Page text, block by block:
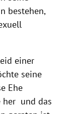
bestehen,
einer
seine
Ehe
her und das